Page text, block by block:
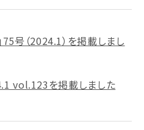
75号（2024.1）を掲載しまし
vol.123を掲載しました